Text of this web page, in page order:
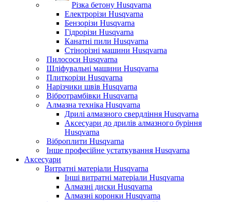
Різка бетону Husqvarna
Електрорізи Husqvarna
Бензорізи Husqvarna
Гідрорізи Husqvarna
Канатні пили Husqvarna
Стінорізні машини Husqvarna
Пилососи Husqvarna
Шліфувальні машини Husqvarna
Плиткорізи Husqvarna
Нарізчики швів Husqvarna
Вібротрамбівки Husqvarna
Алмазна техніка Husqvarna
Дрилі алмазного свердління Husqvarna
Аксесуари до дрилів алмазного буріння
Husqvarna
Віброплити Husqvarna
Інше професійне устаткування Husqvarna
Аксесуари
Витратні матеріали Husqvarna
Інші витратні матеріали Husqvarna
Алмазні диски Husqvarna
Алмазні коронки Husqvarna